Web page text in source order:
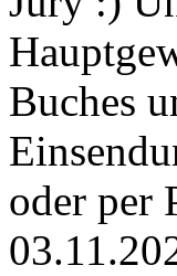
Buches
oder per